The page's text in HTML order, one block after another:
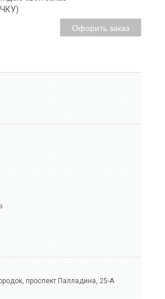
Офорить заказ
проспект Палладина, 25-А